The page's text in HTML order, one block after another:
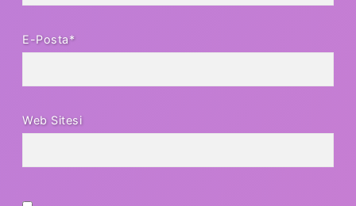
E-Posta*
Web Sitesi